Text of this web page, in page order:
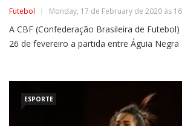
Futebol Monday, 17 de February de 2020 às
A CBF (Confederação Brasileira de
26 de fevereiro a partida entre Águia Negra
ESPORTE